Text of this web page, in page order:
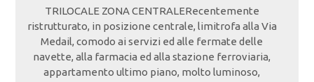
TRILOCALE ZONA CENTRALERecentemente
ristrutturato, in posizione centrale, limitrofa alla Via
Medail, comodo ai servizi ed alle fermate delle
navette, alla farmacia ed alla stazione ferroviaria,
appartamento ultimo piano, molto luminoso,